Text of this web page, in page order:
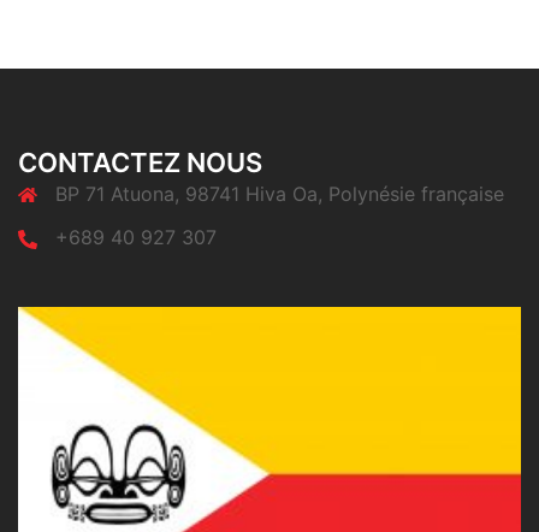
CONTACTEZ NOUS
BP 71 Atuona, 98741 Hiva Oa, Polynésie française
+689 40 927 307